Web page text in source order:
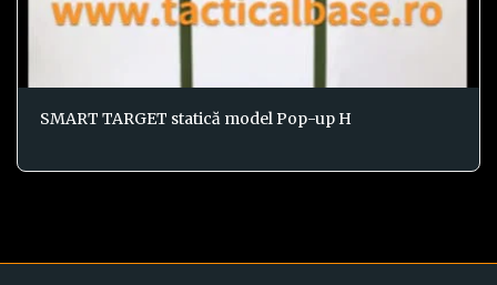
SMART TARGET statică model Pop-up H